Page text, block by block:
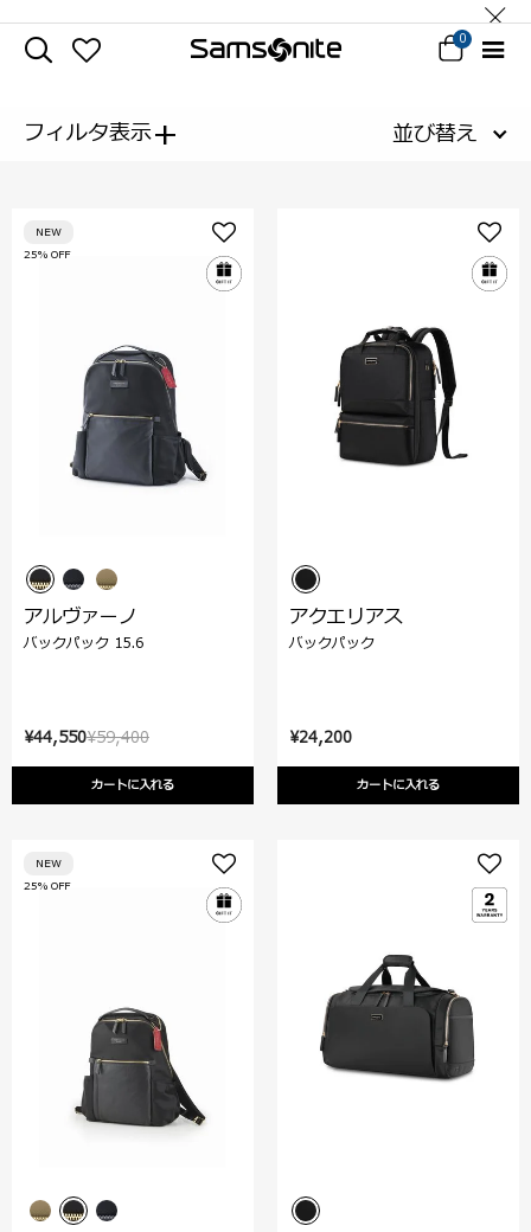
0
フィルタ表示+ 並び替え
¥59,400
¥44,550
カートに入れる
25% OFF
NEW
アルヴァーノ
バックパック 15.6
¥24,200
カートに入れる
アクエリアス
バックパック
25% OFF
NEW